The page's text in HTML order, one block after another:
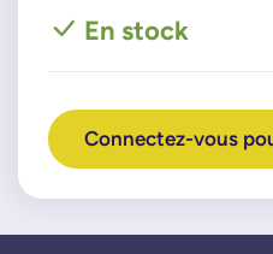
En stock
Connectez-vous